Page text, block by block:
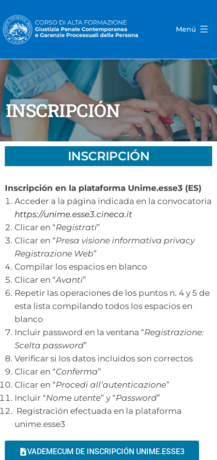
Menú
INSCRIPCIÓN
INSCRIPCIÓN
Inscripción en la plataforma Unime.esse3 (ES)
Acceder a la página indicada en la convocatoria
https://unime.esse3.cineca.it
Clicar en “Registrati”
Clicar en “Presa visione informativa privacy
Registrazione Web”
Compilar los espacios en blanco
Clicar en “Avanti”
Repetir las operaciones de los puntos n. 4 y 5 de
esta lista compilando todos los espacios en
blanco
Incluir password en la ventana “Registrazione:
Scelta password”
Verificar si los datos incluidos son correctos
Clicar en “Conferma”
Clicar en “Procedi all’autenticazione”
Incluir “Nome utente” y “Password”
Registración efectuada en la plataforma
unime.esse3
VADEMECUM DE INSCRIPCIÓN UNIME.ESSE3